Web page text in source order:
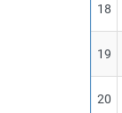
18
19
20